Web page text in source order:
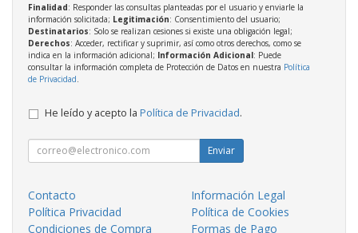
Finalidad: Responder las consultas planteadas por el usuario y enviarle la
información solicitada; Legitimación: Consentimiento del usuario;
Destinatarios: Solo se realizan cesiones si existe una obligación legal;
Derechos: Acceder, rectificar y suprimir, así como otros derechos, como se
indica en la información adicional; Información Adicional: Puede
consultar la información completa de Protección de Datos en nuestra Política
de Privacidad
He leído y acepto la Política de Privacidad.
Enviar
Contacto
Información Legal
Política Privacidad
Política de Cookies
Condiciones de Compra
Formas de Pago